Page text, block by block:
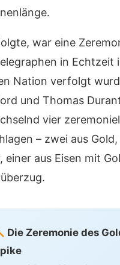
war eine
in Echtzeit
Nation verfolgt
und Thomas
vier
– zwei aus
einer aus Eisen mit
Die Zeremonie des